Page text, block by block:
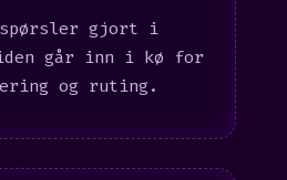
gjort i
går inn i kø for
og ruting.